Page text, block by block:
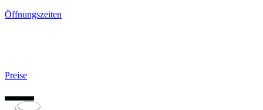
Öffnungszeiten
Preise